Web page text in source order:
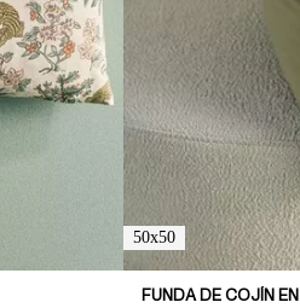
50x50
FUNDA DE COJÍN